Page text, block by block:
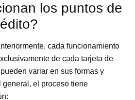
los puntos de
cada funcionamiento
de cada tarjeta de
variar en sus formas y
general, el proceso tiene